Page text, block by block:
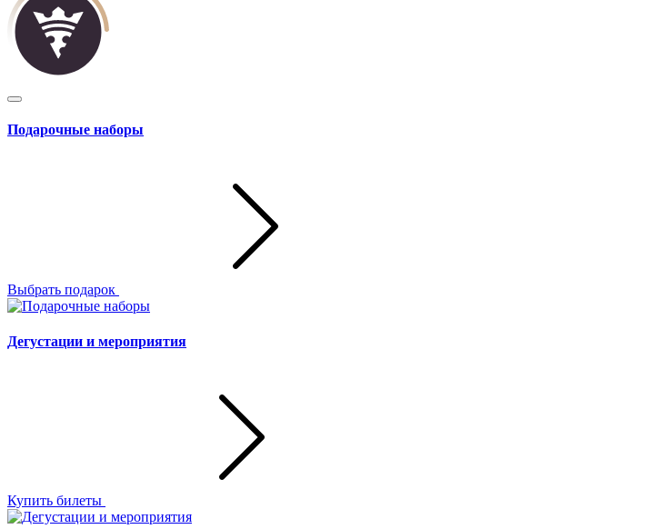
Подарочные наборы
Выбрать подарок
Дегустации и мероприятия
Купить билеты